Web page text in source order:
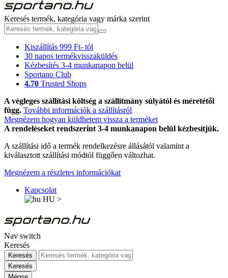
Keresés termék, kategória vagy márka szerint
Kiszállítás 999 Ft- tól
30 napos termékvisszaküldés
Kézbesítés 3-4 munkanapon belül
Sportano Club
4.70 Trusted Shops
A végleges szállítási költség a szállítmány súlyától és méretétől
függ. További információk a szállításról
Megnézem hogyan küldhetem vissza a terméket
A rendeléseket rendszerint 3-4 munkanapon belül kézbesítjük.
A szállítási idő a termék rendelkezésre állásától valamint a
kiválasztott szállítási módtól függően változhat.
Megnézem a részletes információkat
Kapcsolat
HU >
Nav switch
Keresés
Keresés
Keresés